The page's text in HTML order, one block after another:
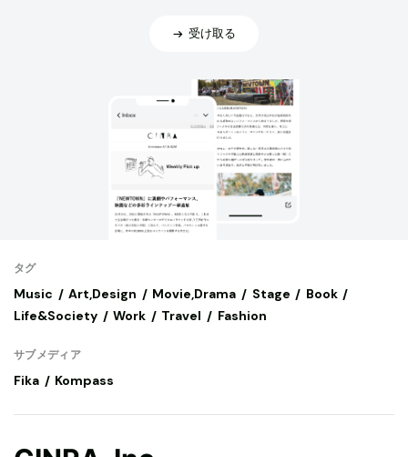
受け取る
タグ
Music Art,Design Movie,Drama Stage
Book
Life&Society
Work Travel Fashion
サブメディア
Fika Kompass